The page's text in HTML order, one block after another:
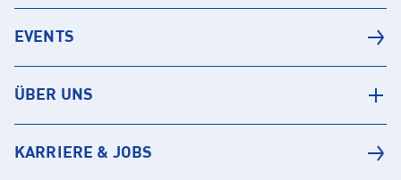
EVENTS
ÜBER UNS
KARRIERE & JOBS